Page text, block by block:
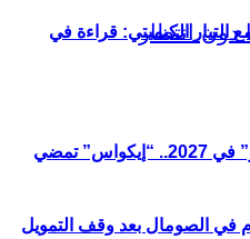
إطلاق العملة الموحدة “إيكو” في 2027.. “إيكواس” تمضي
الكيميتي: قراءة في
في الصومال بعد وقف التمويل